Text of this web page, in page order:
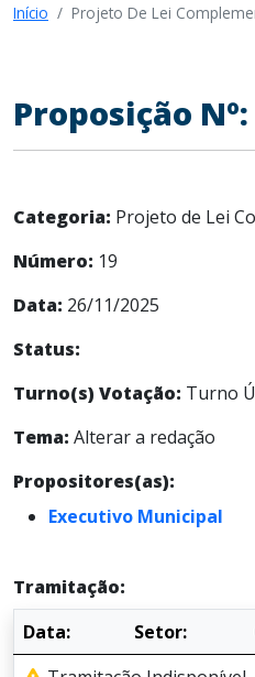
Início Projeto De Lei
Proposição Nº:
Categoria: Projeto de Lei
Número: 19
Data: 26/11/2025
Status:
Turno(s) Votação: Turno
Tema: Alterar a redação
Propositores(as):
Executivo Municipal
Tramitação:
Data:
Setor: